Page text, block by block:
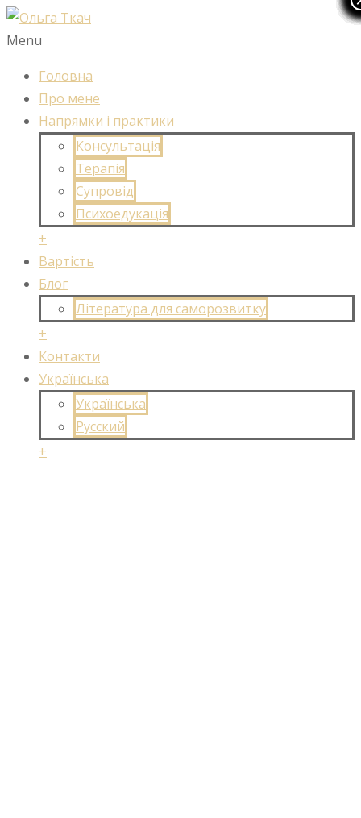
Menu
Головна
Про мене
Напрямки і практики
Консультація
Терапія
Супровід
Психоедукація
+
Вартість
Блог
Література для саморозвитку
+
Контакти
Українська
Українська
Русский
+